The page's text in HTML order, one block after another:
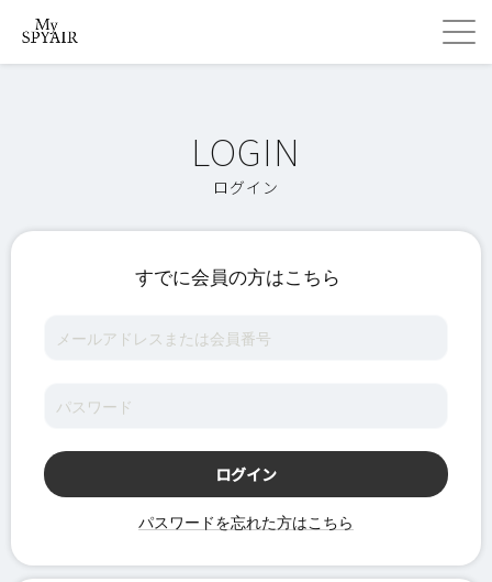
ログイン
すでに会員の方はこちら
パスワードを忘れた方はこちら